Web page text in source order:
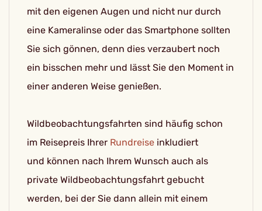
mit den eigenen Augen und nicht nur durch
eine Kameralinse oder das Smartphone sollten
Sie sich gönnen, denn dies verzaubert noch
ein bisschen mehr und lässt Sie den Moment in
einer anderen Weise genießen.
Wildbeobachtungsfahrten sind häufig schon
im Reisepreis Ihrer Rundreise inkludiert
und können nach Ihrem Wunsch auch als
private Wildbeobachtungsfahrt gebucht
werden, bei der Sie dann allein mit einem